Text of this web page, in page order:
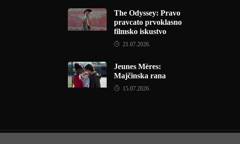
The Odyssey: Pravo
pravcato prvoklasno
filmsko iskustvo
21.07.2026.
Jeunes Mères:
Majčinska rana
15.07.2026.